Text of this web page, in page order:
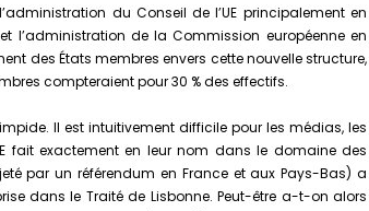
du Conseil de l’UE principalement en
l’administration de la Commission européenne en
des États membres envers cette nouvelle structure,
compteraient pour 30 % des effectifs.
Il est intuitivement difficile pour les médias, les
fait exactement en leur nom dans le domaine des
par un référendum en France et aux Pays-Bas) a
dans le Traité de Lisbonne. Peut-être a-t-on alors